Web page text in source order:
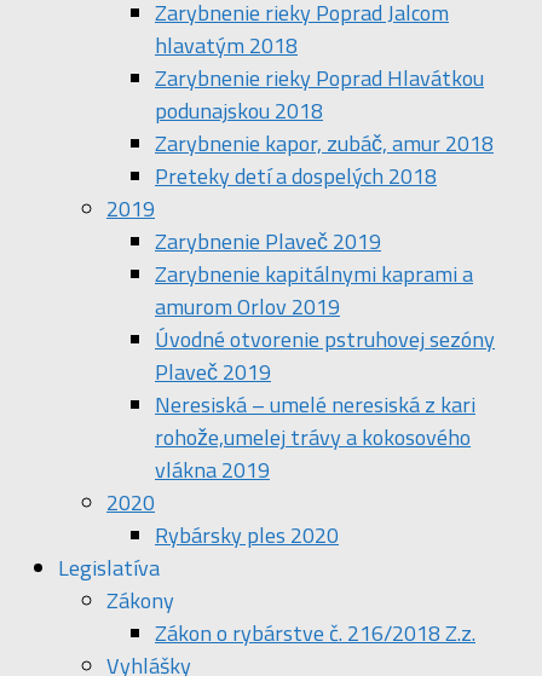
Zarybnenie rieky Poprad Jalcom
hlavatým 2018
Zarybnenie rieky Poprad Hlavátkou
podunajskou 2018
Zarybnenie kapor, zubáč, amur 2018
Preteky detí a dospelých 2018
2019
Zarybnenie Plaveč 2019
Zarybnenie kapitálnymi kaprami a
amurom Orlov 2019
Úvodné otvorenie pstruhovej sezóny
Plaveč 2019
Neresiská – umelé neresiská z kari
rohože,umelej trávy a kokosového
vlákna 2019
2020
Rybársky ples 2020
Legislatíva
Zákony
Zákon o rybárstve č. 216/2018 Z.z.
Vyhlášky